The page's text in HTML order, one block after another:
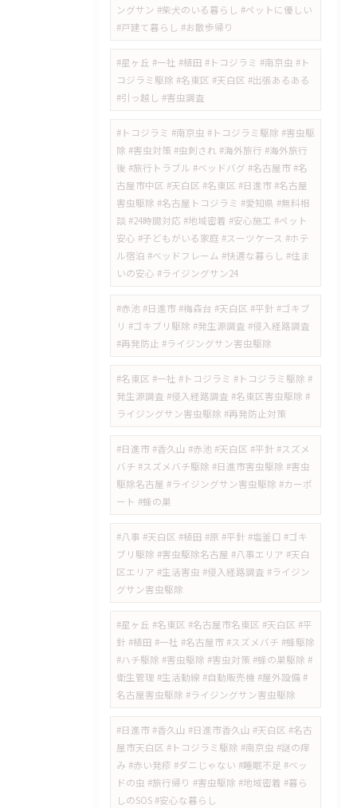
ングサン #柴犬のいる暮らし #ペットに優しい
#戸建て暮らし #お散歩帰り
#星ヶ丘 #一社 #植田 #トコジラミ #南京虫 #ト
コジラミ駆除 #名東区 #天白区 #出張あるある
#引っ越し #害虫調査
#トコジラミ #南京虫 #トコジラミ駆除 #害虫駆
除 #害虫対策 #虫刺され #海外旅行 #海外旅行
後 #旅行トラブル #ベッドバグ #名古屋市 #名
古屋市中区 #天白区 #名東区 #日進市 #名古屋
害虫駆除 #名古屋トコジラミ #愛知県 #無料相
談 #24時間対応 #地域密着 #安心施工 #ペット
安心 #子どもがいる家庭 #スーツケース #ホテ
ル宿泊 #ベッドフレーム #快適な暮らし #住ま
いの安心 #ライジングサン24
#赤池 #日進市 #梅森台 #天白区 #平針 #ゴキブ
リ #ゴキブリ駆除 #発生源調査 #侵入経路調査
#再発防止 #ライジングサン害虫駆除
#名東区 #一社 #トコジラミ #トコジラミ駆除 #
発生源調査 #侵入経路調査 #名東区害虫駆除 #
ライジングサン害虫駆除 #再発防止対策
#日進市 #香久山 #赤池 #天白区 #平針 #スズメ
バチ #スズメバチ駆除 #日進市害虫駆除 #害虫
駆除名古屋 #ライジングサン害虫駆除 #カーポ
ート #蜂の巣
#八事 #天白区 #植田 #原 #平針 #塩釜口 #ゴキ
ブリ駆除 #害虫駆除名古屋 #八事エリア #天白
区エリア #生活害虫 #侵入経路調査 #ライジン
グサン害虫駆除
#星ヶ丘 #名東区 #名古屋市名東区 #天白区 #平
針 #植田 #一社 #名古屋市 #スズメバチ #蜂駆除
#ハチ駆除 #害虫駆除 #害虫対策 #蜂の巣駆除 #
衛生管理 #生活動線 #自動販売機 #屋外設備 #
名古屋害虫駆除 #ライジングサン害虫駆除
​#日進市 #香久山 #日進市香久山 #天白区 #名古
屋市天白区 #トコジラミ駆除 #南京虫 #謎の痒
み #赤い発疹 #ダニじゃない #睡眠不足 #ベッ
ドの虫 #旅行帰り #害虫駆除 #地域密着 #暮ら
しのSOS #安心な暮らし